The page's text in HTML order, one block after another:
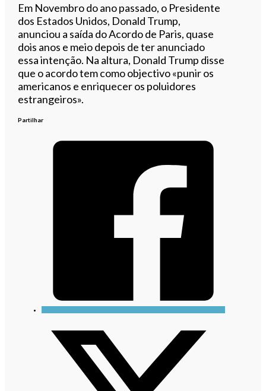
Em Novembro do ano passado, o Presidente
dos Estados Unidos, Donald Trump,
anunciou a saída do Acordo de Paris, quase
dois anos e meio depois de ter anunciado
essa intenção. Na altura, Donald Trump disse
que o acordo tem como objectivo «punir os
americanos e enriquecer os poluidores
estrangeiros».
Partilhar